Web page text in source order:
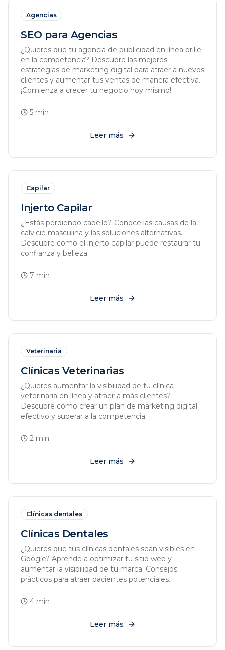
Agencias
SEO para Agencias
¿Quieres que tu agencia de publicidad en línea brille
en la competencia? Descubre las mejores
estrategias de marketing digital para atraer a nuevos
clientes y aumentar tus ventas de manera efectiva.
¡Comienza a crecer tu negocio hoy mismo!
5 min
Leer más
Capilar
Injerto Capilar
¿Estás perdiendo cabello? Conoce las causas de la
calvicie masculina y las soluciones alternativas.
Descubre cómo el injerto capilar puede restaurar tu
confianza y belleza.
7 min
Leer más
Veterinaria
Clínicas Veterinarias
¿Quieres aumentar la visibilidad de tu clínica
veterinaria en línea y atraer a más clientes?
Descubre cómo crear un plan de marketing digital
efectivo y superar a la competencia.
2 min
Leer más
Clínicas dentales
Clínicas Dentales
¿Quieres que tus clínicas dentales sean visibles en
Google? Aprende a optimizar tu sitio web y
aumentar la visibilidad de tu marca. Consejos
prácticos para atraer pacientes potenciales.
4 min
Leer más